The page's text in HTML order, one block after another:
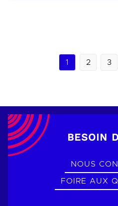
1 2 3
BESOIN
NOUS
FOIRE AUX